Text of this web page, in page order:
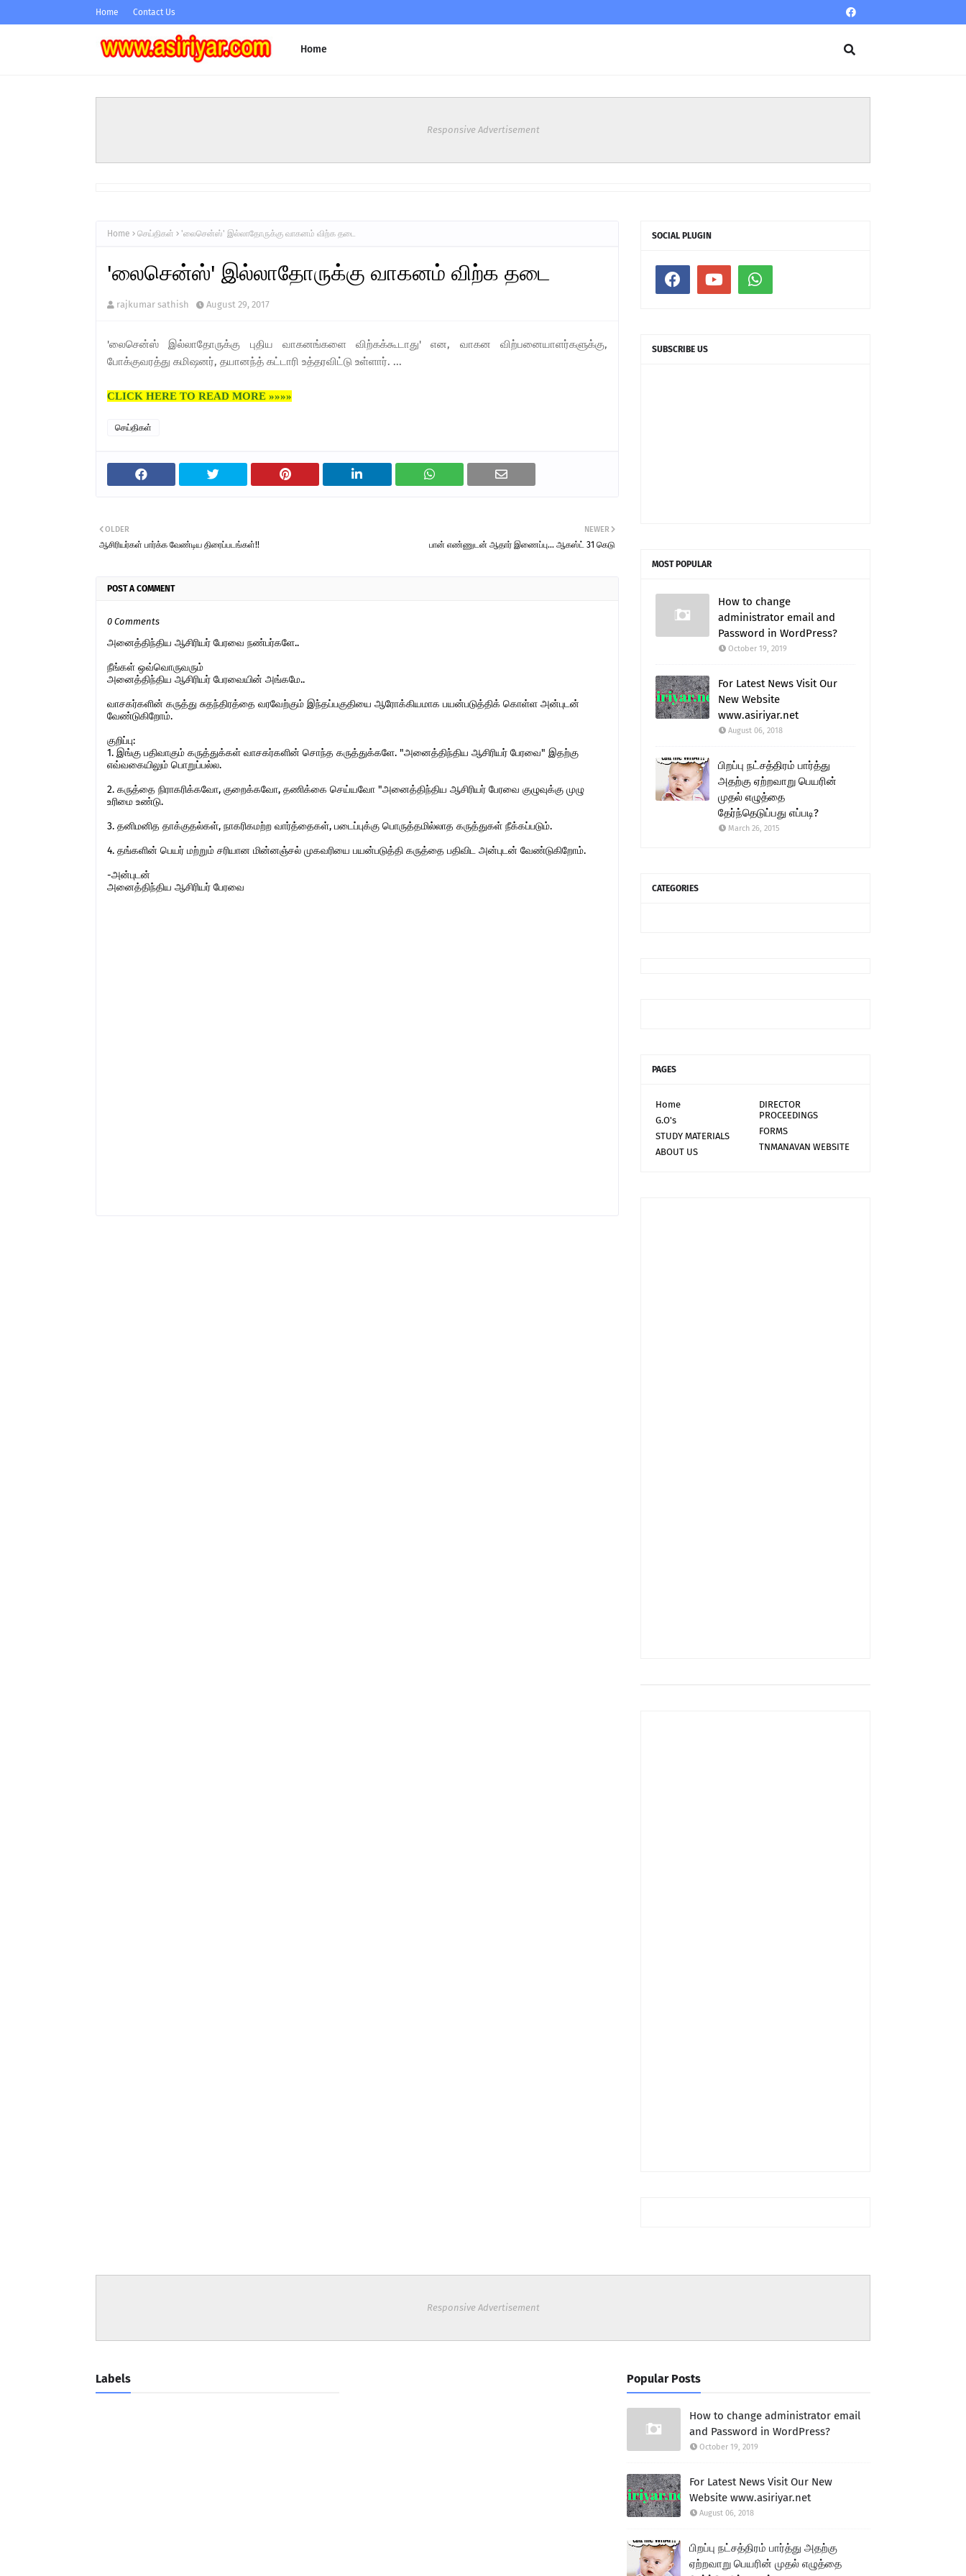
Home Contact Us
Home
Responsive Advertisement
Home செய்திகள் 'லைசென்ஸ்' இல்லாதோருக்கு வாகனம் விற்க தடை
'லைசென்ஸ்' இல்லாதோருக்கு வாகனம் விற்க தடை
rajkumar sathish August 29, 2017
'லைசென்ஸ் இல்லாதோருக்கு புதிய வாகனங்களை விற்கக்கூடாது' என, வாகன விற்பனையாளர்களுக்கு,
போக்குவரத்து கமிஷனர், தயானந்த் கட்டாரி உத்தரவிட்டு உள்ளார். ...
CLICK HERE TO READ MORE »»»»
செய்திகள்
NEWER
பான் எண்ணுடன் ஆதார் இணைப்பு... ஆகஸ்ட் 31 கெடு
OLDER
ஆசிரியர்கள் பார்க்க வேண்டிய திரைப்படங்கள்!!
POST A COMMENT
0 Comments
அனைத்திந்திய ஆசிரியர் பேரவை நண்பர்களே..
நீங்கள் ஒவ்வொருவரும்
அனைத்திந்திய ஆசிரியர் பேரவையின் அங்கமே..
வாசகர்களின் கருத்து சுதந்திரத்தை வரவேற்கும் இந்தப்பகுதியை ஆரோக்கியமாக பயன்படுத்திக் கொள்ள அன்புடன்
வேண்டுகிறோம்.
குறிப்பு:
1. இங்கு பதிவாகும் கருத்துக்கள் வாசகர்களின் சொந்த கருத்துக்களே. "அனைத்திந்திய ஆசிரியர் பேரவை" இதற்கு
எவ்வகையிலும் பொறுப்பல்ல.
2. கருத்தை நிராகரிக்கவோ, குறைக்கவோ, தணிக்கை செய்யவோ "அனைத்திந்திய ஆசிரியர் பேரவை குழுவுக்கு முழு
உரிமை உண்டு.
3. தனிமனித தாக்குதல்கள், நாகரிகமற்ற வார்த்தைகள், படைப்புக்கு பொருத்தமில்லாத கருத்துகள் நீக்கப்படும்.
4. தங்களின் பெயர் மற்றும் சரியான மின்னஞ்சல் முகவரியை பயன்படுத்தி கருத்தை பதிவிட அன்புடன் வேண்டுகிறோம்.
-அன்புடன்
அனைத்திந்திய ஆசிரியர் பேரவை
SOCIAL PLUGIN
SUBSCRIBE US
MOST POPULAR
How to change
administrator email and
Password in WordPress?
October 19, 2019
For Latest News Visit Our
New Website
www.asiriyar.net
August 06, 2018
பிறப்பு நட்சத்திரம் பார்த்து
அதற்கு ஏற்றவாறு பெயரின்
முதல் எழுத்தை
தேர்ந்தெடுப்பது எப்படி?
March 26, 2015
CATEGORIES
PAGES
Home
DIRECTOR
PROCEEDINGS
G.O's
FORMS
STUDY MATERIALS
TNMANAVAN WEBSITE
ABOUT US
Responsive Advertisement
Labels Popular Posts
How to change administrator email
and Password in WordPress?
October 19, 2019
For Latest News Visit Our New
Website www.asiriyar.net
August 06, 2018
பிறப்பு நட்சத்திரம் பார்த்து அதற்கு
ஏற்றவாறு பெயரின் முதல் எழுத்தை